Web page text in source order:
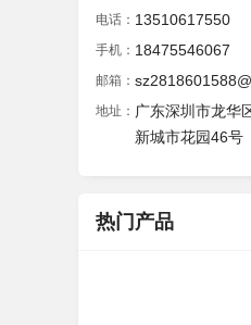
电话： 13510617550
手机： 18475546067
邮箱：
地址： 广东深圳市龙华
新城市花园46号
热门产品